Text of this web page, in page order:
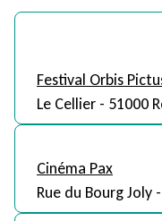
Festival Orbis
Le Cellier - 51000
Cinéma Pax
Rue du Bourg Joly